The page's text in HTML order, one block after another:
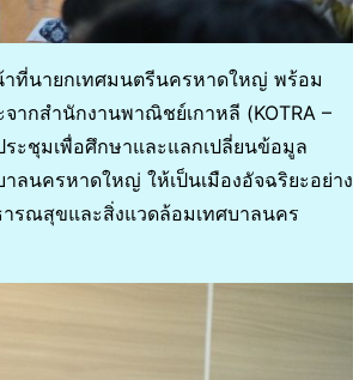
ที่นายกเทศมนตรีนครหาดใหญ่ พร้อม
ากสำนักงานพาณิชย์เกาหลี (KOTRA –
ะชุมเพื่อศึกษาและแลกเปลี่ยนข้อมูล
ลนครหาดใหญ่ ให้เป็นเมืองอัจฉริยะอย่าง
รณสุขและสิ่งแวดล้อมเทศบาลนคร